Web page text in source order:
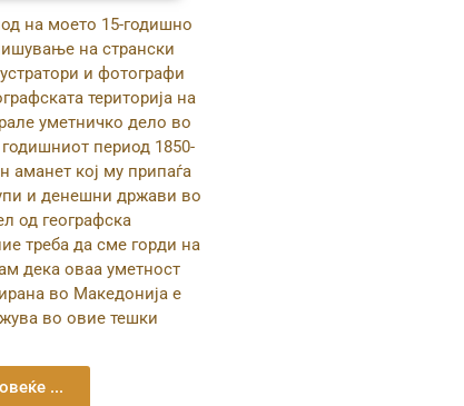
на моето 15-годишно
на странски
и фотографи
територија на
уметничко дело во
период 1850-
аманет кој му припаѓа
и денешни држави во
од географска
треба да сме горди на
дека оваа уметност
во Македонија е
во овие тешки
...